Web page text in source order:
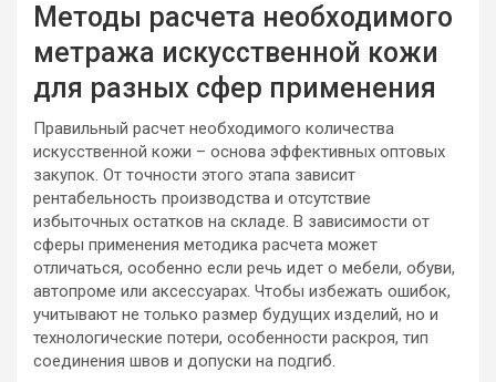
Методы расчета необходимого
метража искусственной кожи
для разных сфер применения
Правильный расчет необходимого количества
искусственной кожи – основа эффективных оптовых
закупок. От точности этого этапа зависит
рентабельность производства и отсутствие
избыточных остатков на складе. В зависимости от
сферы применения методика расчета может
отличаться, особенно если речь идет о мебели, обуви,
автопроме или аксессуарах. Чтобы избежать ошибок,
учитывают не только размер будущих изделий, но и
технологические потери, особенности раскроя, тип
соединения швов и допуски на подгиб.